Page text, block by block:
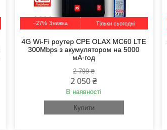
–27% Тільки сьогодні
4G Wi-Fi роутер CPE OLAX MC60 LTE
300Mbps з акумулятором на 5000
мА·год
2 799 ₴
2 050 ₴
В наявності
Купити